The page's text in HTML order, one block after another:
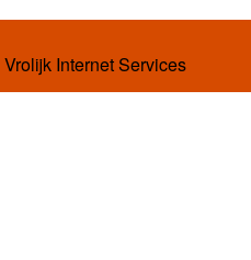
Vrolijk Internet Services